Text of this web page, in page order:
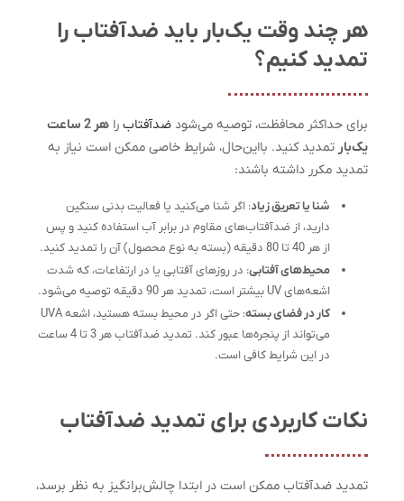
هر چند وقت یک‌بار باید ضدآفتاب را
تمدید کنیم؟
برای حداکثر محافظت، توصیه می‌شود ضدآفتاب را
هر 2 ساعت
یک‌بار تمدید کنید. بااین‌حال، شرایط خاصی ممکن است نیاز به
تمدید مکرر داشته باشند:
شنا یا تعریق زیاد: اگر شنا می‌کنید یا فعالیت بدنی سنگین
دارید، از ضدآفتاب‌های مقاوم در برابر آب استفاده کنید و پس
از هر 40 تا 80 دقیقه (بسته به نوع محصول) آن را تمدید کنید.
محیط‌های آفتابی: در روزهای آفتابی یا در ارتفاعات، که شدت
اشعه‌های UV بیشتر است، تمدید هر 90 دقیقه توصیه می‌شود.
کار در فضای بسته
: حتی اگر در محیط بسته هستید، اشعه UVA
می‌تواند از پنجره‌ها عبور کند. تمدید ضدآفتاب هر 3 تا 4 ساعت
در این شرایط کافی است.
نکات کاربردی برای تمدید ضدآفتاب
تمدید ضدآفتاب ممکن است در ابتدا چالش‌برانگیز به نظر برسد،